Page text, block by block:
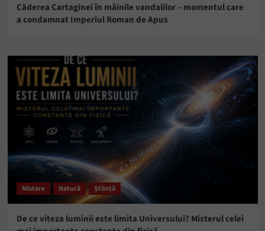
Căderea Cartaginei în mâinile vandalilor – momentul care
a condamnat Imperiul Roman de Apus
Mistere Natură Știință
De ce viteza luminii este limita Universului? Misterul celei